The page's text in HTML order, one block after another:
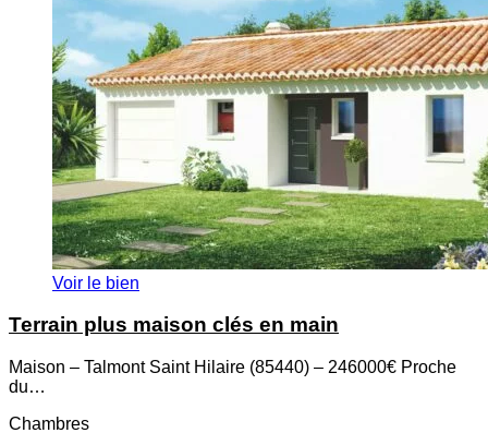
Voir le bien
Terrain plus maison clés en main
Maison – Talmont Saint Hilaire (85440) – 246000€ Proche
du…
Chambres